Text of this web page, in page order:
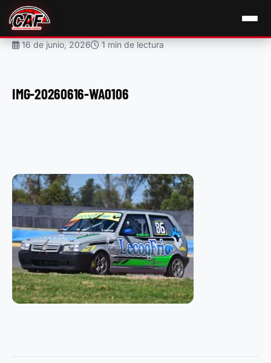
16 de junio, 2026 1 min de lectura
IMG-20260616-WA0106